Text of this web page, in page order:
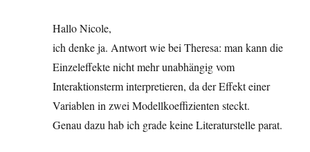
Hallo Nicole,
ich denke ja. Antwort wie bei Theresa: man kann die
Einzeleffekte nicht mehr unabhängig vom
Interaktionsterm interpretieren, da der Effekt einer
Variablen in zwei Modellkoeffizienten steckt.
Genau dazu hab ich grade keine Literaturstelle parat.